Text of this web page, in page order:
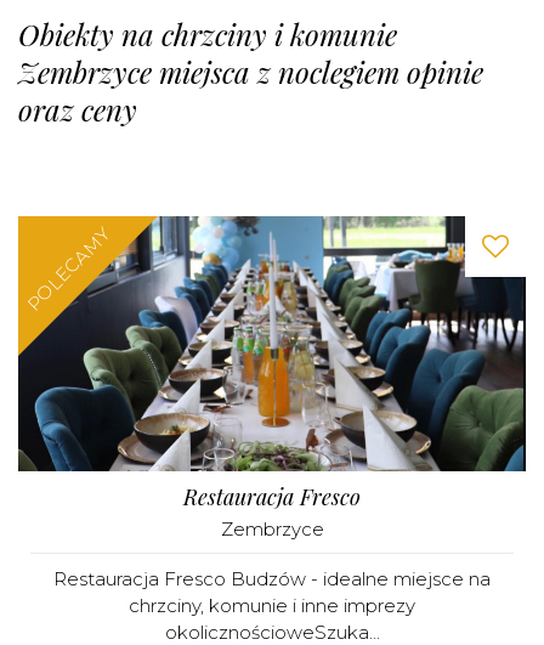
Obiekty na chrzciny i komunie
Zembrzyce miejsca z noclegiem opinie
oraz ceny
POLECAMY
Restauracja Fresco
Zembrzyce
Restauracja Fresco Budzów - idealne miejsce na
chrzciny, komunie i inne imprezy
okolicznościoweSzuka...